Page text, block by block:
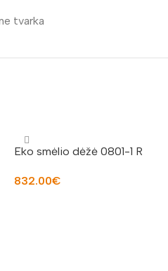
tvarka
Eko smėlio dėžė 0801-1 R
832.00€